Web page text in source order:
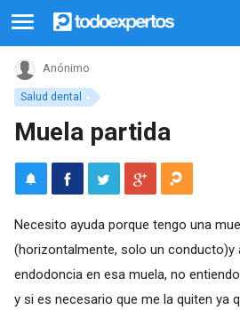
Salud dental
Anónimo
Muela partida
Necesito ayuda porque tengo una
(horizontalmente, solo un conducto)y
endodoncia en esa muela, no
y si es necesario que me la quiten ya